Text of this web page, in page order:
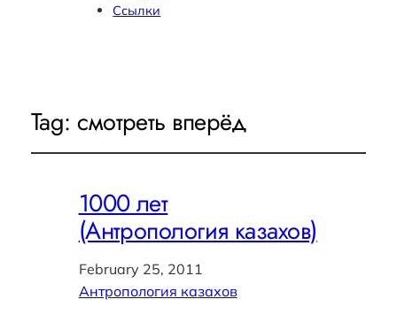
Ссылки
Tag:смотреть вперёд
1000 лет
(Антропология казахов)
February 25, 2011
Антропология казахов